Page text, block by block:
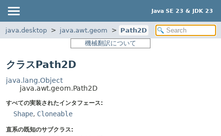
Java SE 23 & JDK 23
java.desktop java.awt.geom
Path2D
機械翻訳について
クラスPath2D
java.lang.Object
java.awt.geom.Path2D
すべての実装されたインタフェース:
Shape, Cloneable
直系の既知のサブクラス: